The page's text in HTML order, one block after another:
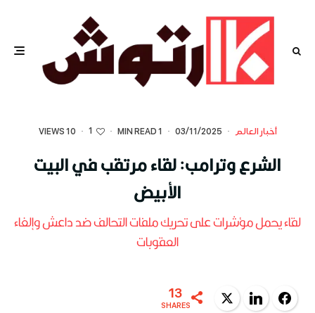
أخبار العالم ·
03/11/2025
·
1 MIN READ
·
1
·
10 VIEWS
الشرع وترامب: لقاء مرتقب في البيت
الأبيض
لقاء يحمل مؤشرات على تحريك ملفات التحالف ضد داعش وإلغاء
العقوبات
Facebook
LinkedIn
Twitter
13
SHARES